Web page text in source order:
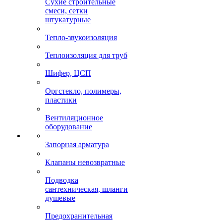
Сухие строительные
смеси, сетки
штукатурные
Тепло-звукоизоляция
Теплоизоляция для труб
Шифер, ЦСП
Оргстекло, полимеры,
пластики
Вентиляционное
оборудование
Запорная арматура
Клапаны невозвратные
Подводка
сантехническая, шланги
душевые
Предохранительная